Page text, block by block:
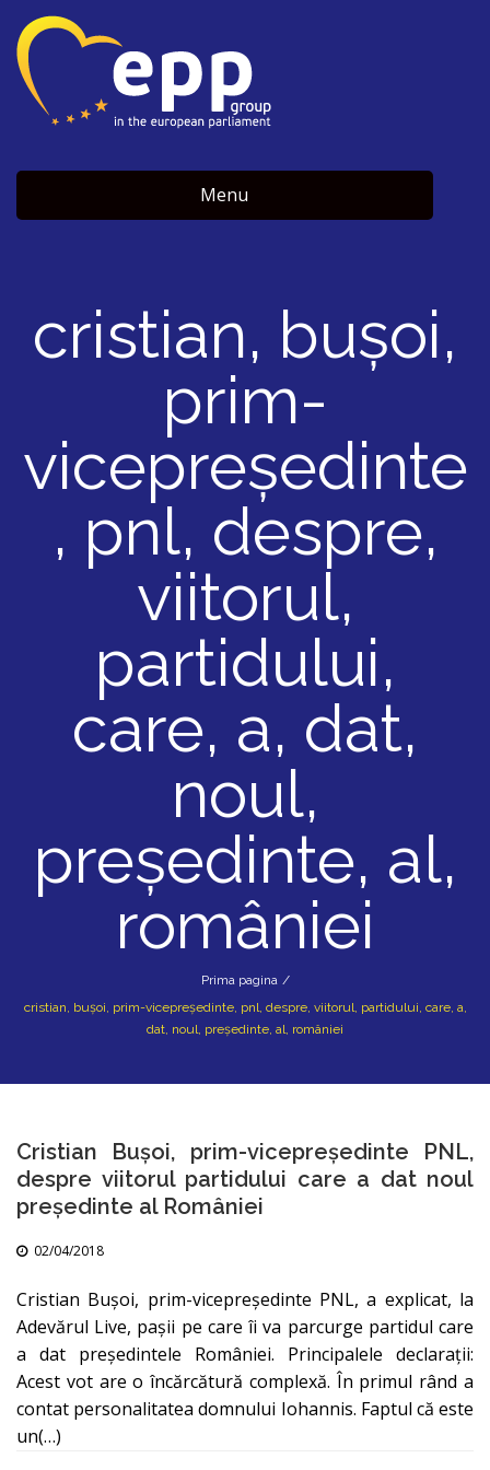
Menu
cristian, buşoi,
prim-
vicepreşedinte
, pnl, despre,
viitorul,
partidului,
care, a, dat,
noul,
preşedinte, al,
româniei
Prima pagina /
cristian, buşoi, prim-vicepreşedinte, pnl, despre, viitorul, partidului, care, a,
dat, noul, preşedinte, al, româniei
Cristian Buşoi, prim-vicepreşedinte PNL,
despre viitorul partidului care a dat noul
preşedinte al României
02/04/2018
Cristian Buşoi, prim-vicepreşedinte PNL, a explicat, la
Adevărul Live, paşii pe care îi va parcurge partidul care
a dat preşedintele României. Principalele declaraţii:
Acest vot are o încărcătură complexă. În primul rând a
contat personalitatea domnului Iohannis. Faptul că este
un(…)